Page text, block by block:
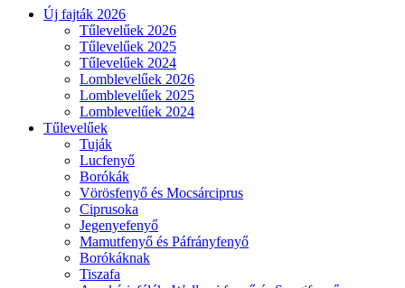
Új fajták 2026
Tűlevelűek 2026
Tűlevelűek 2025
Tűlevelűek 2024
Lomblevelűek 2026
Lomblevelűek 2025
Lomblevelűek 2024
Tűlevelűek
Tuják
Lucfenyő
Borókák
Vörösfenyő és Mocsárciprus
Ciprusoka
Jegenyefenyő
Mamutfenyő és Páfrányfenyő
Borókáknak
Tiszafa